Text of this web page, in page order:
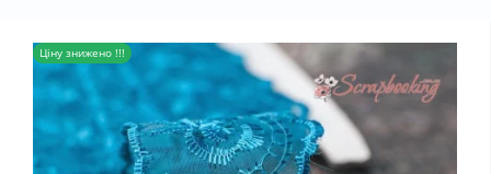
Ціну знижено !!!